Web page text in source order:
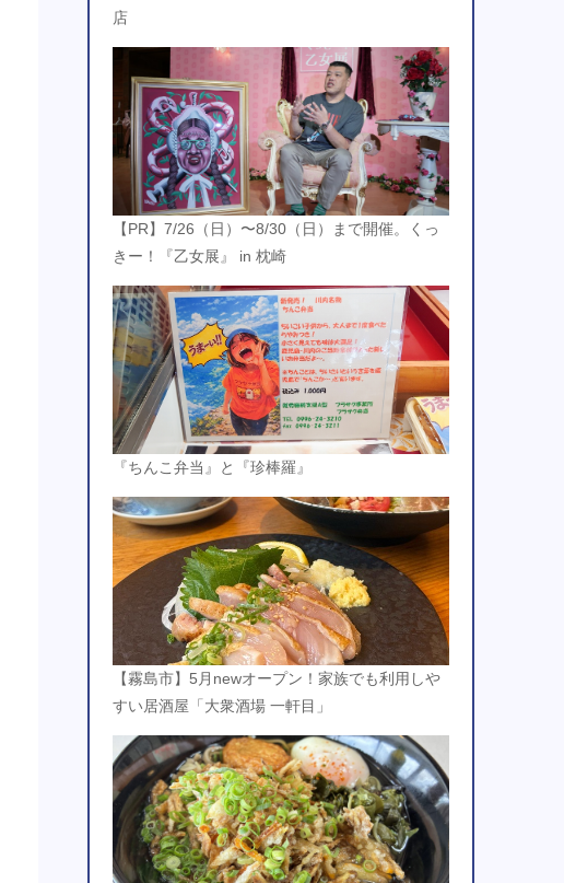
店
【PR】7/26（日）〜8/30（日）まで開催。くっ
きー！『乙女展』 in 枕崎
『ちんこ弁当』と『珍棒羅』
【霧島市】5月newオープン！家族でも利用しや
すい居酒屋「大衆酒場 一軒目」